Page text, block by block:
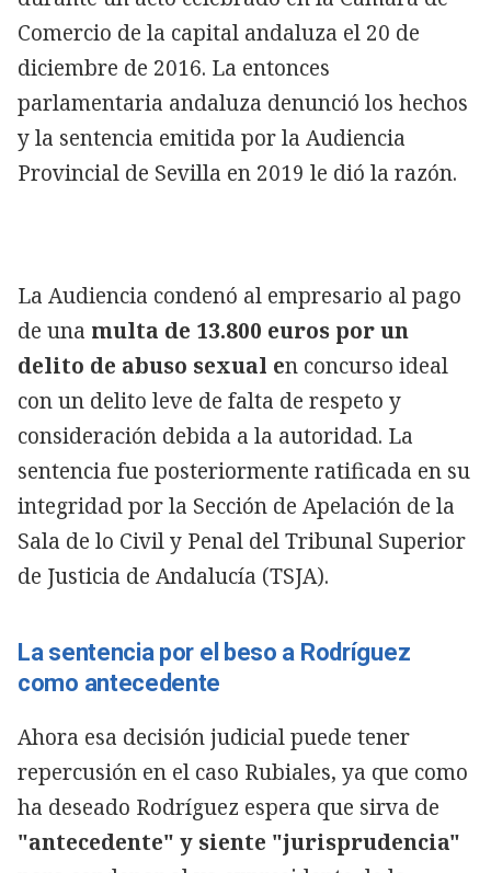
Comercio de la capital andaluza el 20 de
diciembre de 2016. La entonces
parlamentaria andaluza denunció los hechos
y la sentencia emitida por la Audiencia
Provincial de Sevilla en 2019 le dió la razón.
La Audiencia condenó al empresario al pago
de una multa de 13.800 euros por un
delito de abuso sexual en concurso ideal
con un delito leve de falta de respeto y
consideración debida a la autoridad. La
sentencia fue posteriormente ratificada en su
integridad por la Sección de Apelación de la
Sala de lo Civil y Penal del Tribunal Superior
de Justicia de Andalucía (TSJA).
La sentencia por el beso a Rodríguez
como antecedente
Ahora esa decisión judicial puede tener
repercusión en el caso Rubiales, ya que como
ha deseado Rodríguez espera que sirva de
"antecedente" y siente "jurisprudencia"